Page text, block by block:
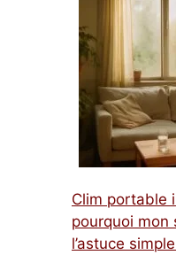
Clim portable
pourquoi mon
l’astuce